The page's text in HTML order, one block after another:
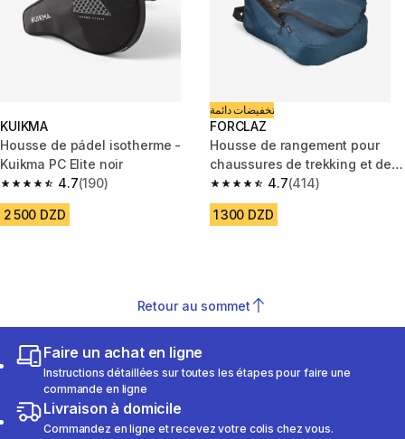
KUIKMA
Housse de pádel isotherme -
Kuikma PC Elite noir
4.7
4.7 out of 5 stars from 190 reviews
(190)
2 500 DZD
تخفيضات دائمة
FORCLAZ
Housse de rangement pour
chaussures de trekking et de
randonnée.
4.7
4.7 out of 5 stars from 414
(414)
1 300 DZD
Retour au sommet
Faire un achat en ligne
Instructions détaillées sur toutes les étapes pour faire une
commande en ligne
Livraison à domicile
Commandez en ligne et recevez votre colis chez vous.